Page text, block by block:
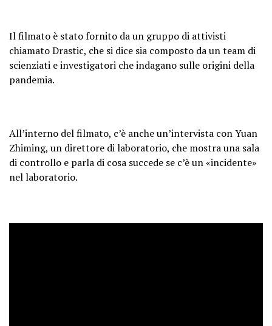
Il filmato è stato fornito da un gruppo di attivisti
chiamato Drastic, che si dice sia composto da un team di
scienziati e investigatori che indagano sulle origini della
pandemia.
All’interno del filmato, c’è anche un’intervista con Yuan
Zhiming, un direttore di laboratorio, che mostra una sala
di controllo e parla di cosa succede se c’è un «incidente»
nel laboratorio.